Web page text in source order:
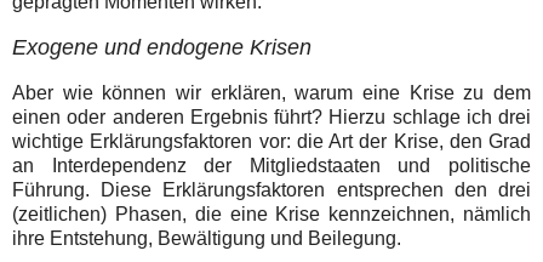
Exogene und endogene Krisen
Aber wie können wir erklären, warum eine Krise zu dem
einen oder anderen Ergebnis führt? Hierzu schlage ich drei
wichtige Erklärungsfaktoren vor: die Art der Krise, den Grad
an Interdependenz der Mitgliedstaaten und politische
Führung. Diese Erklärungsfaktoren entsprechen den drei
(zeitlichen) Phasen, die eine Krise kennzeichnen, nämlich
ihre Entstehung, Bewältigung und Beilegung.